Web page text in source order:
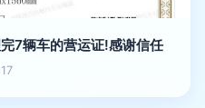
7辆车的营运证!感谢信任